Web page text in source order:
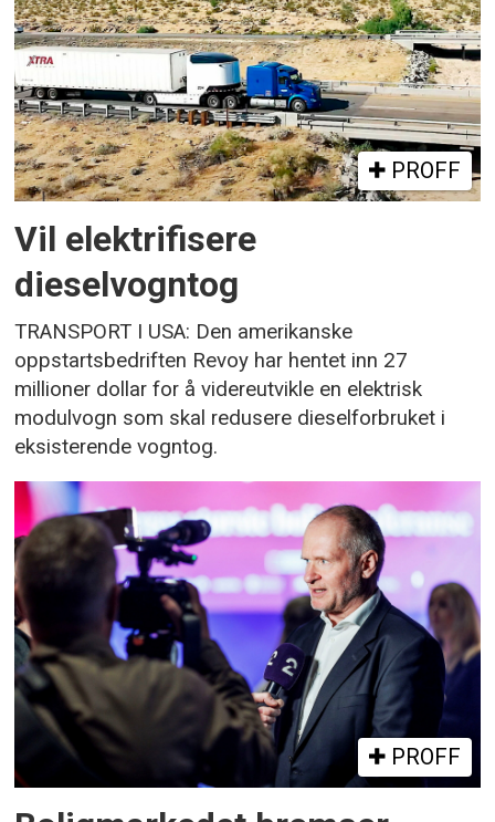
PROFF
Vil elektrifisere
dieselvogntog
TRANSPORT I USA: Den amerikanske
oppstartsbedriften Revoy har hentet inn 27
millioner dollar for å videreutvikle en elektrisk
modulvogn som skal redusere dieselforbruket i
eksisterende vogntog.
PROFF